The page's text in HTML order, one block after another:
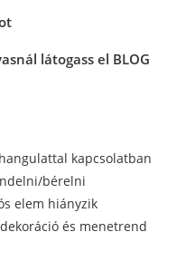
látogass el BLOG
kapcsolatban
bérelni
elem hiányzik
és menetrend